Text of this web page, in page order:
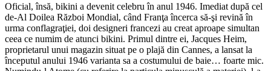
Oficial, însă, bikini a devenit celebru în anul 1946. Imediat după cel
de-Al Doilea Război Mondial, când Franţa încerca să-şi revină în
urma conflagraţiei, doi designeri francezi au creat aproape simultan
ceea ce numim de atunci bikini. Primul dintre ei, Jacques Heim,
proprietarul unui magazin situat pe o plajă din Cannes, a lansat la
începutul anului 1946 varianta sa a costumului de baie… foarte mic.